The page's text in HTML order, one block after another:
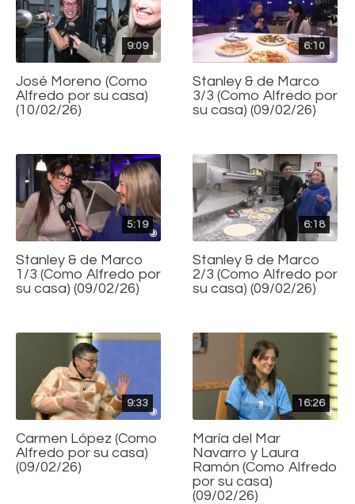
9:09
José Moreno (Como
Alfredo por su casa)
(10/02/26)
6:10
Stanley & de Marco
3/3 (Como Alfredo por
su casa) (09/02/26)
5:19
Stanley & de Marco
1/3 (Como Alfredo por
su casa) (09/02/26)
6:18
Stanley & de Marco
2/3 (Como Alfredo por
su casa) (09/02/26)
9:33
Carmen López (Como
Alfredo por su casa)
(09/02/26)
16:26
María del Mar
Navarro y Laura
Ramón (Como Alfredo
por su casa)
(09/02/26)